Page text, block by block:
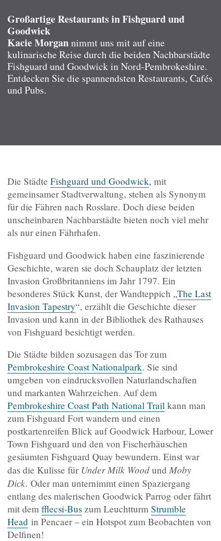
Großartige Restaurants in Fishguard und
Goodwick
Kacie Morgannimmt uns mit auf eine
kulinarische Reise durch die beiden Nachbarstädte
Fishguard und Goodwick in Nord-Pembrokeshire.
Entdecken Sie die spannendsten Restaurants, Cafés
und Pubs.
Die Städte Fishguard und Goodwick, mit
gemeinsamer Stadtverwaltung, stehen als Synonym
für die Fähren nach Rosslare. Doch diese beiden
unscheinbaren Nachbarstädte bieten noch viel mehr
als nur einen Fährhafen.
Fishguard und Goodwick haben eine faszinierende
Geschichte, waren sie doch Schauplatz der letzten
Invasion Großbritanniens im Jahr 1797. Ein
besonderes Stück Kunst, der Wandteppich „The Last
Invasion Tapestry“, erzählt die Geschichte dieser
Invasion und kann in der Bibliothek des Rathauses
von Fishguard besichtigt werden.
Die Städte bilden sozusagen das Tor zum
Pembrokeshire Coast Nationalpark. Sie sind
umgeben von eindrucksvollen Naturlandschaften
und markanten Wahrzeichen. Auf dem
Pembrokeshire Coast Path National Trail kann man
zum Fishguard Fort wandern und einen
postkartenreifen Blick auf Goodwick Harbour, Lower
Town Fishguard und den von Fischerhäuschen
gesäumten Fishguard Quay bewundern. Einst war
das die Kulisse für Under Milk Wood und Moby
Dick. Oder man unternimmt einen Spaziergang
entlang des malerischen Goodwick Parrog oder fährt
mit dem fflecsi-Bus zum Leuchtturm Strumble
Head in Pencaer – ein Hotspot zum Beobachten von
Delfinen!